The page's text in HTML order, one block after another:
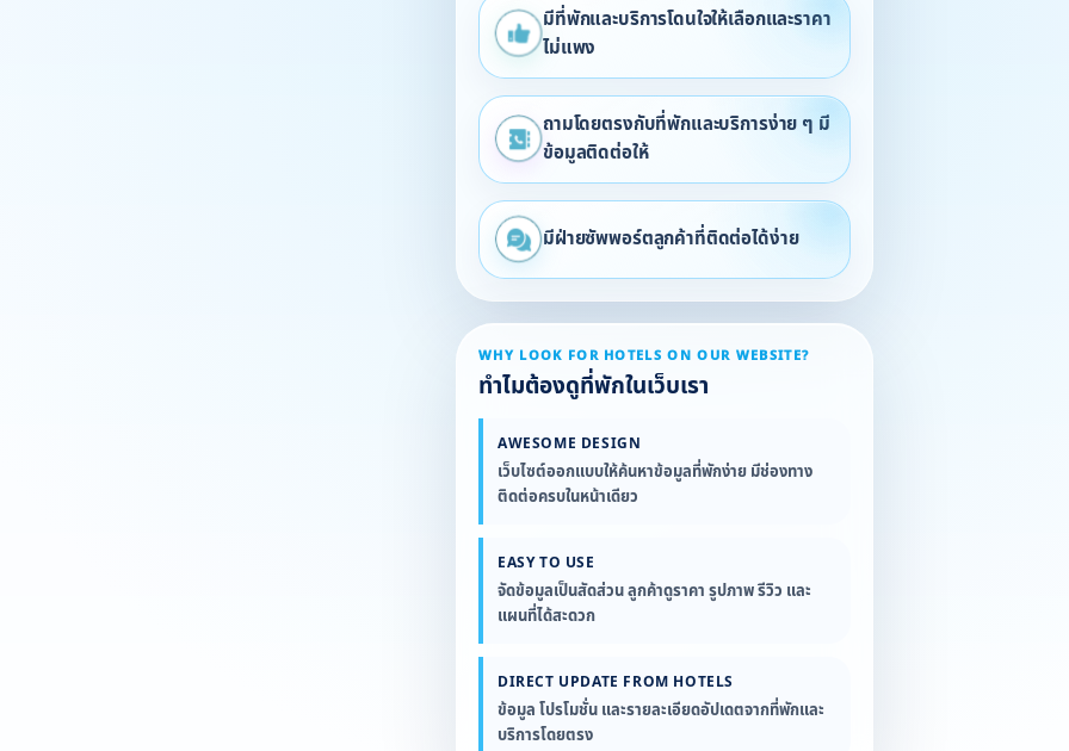
มีที่พักและบริการโดนใจให้เลือกและราคา
ไม่แพง
ถามโดยตรงกับที่พักและบริการง่าย ๆ มี
ข้อมูลติดต่อให้
มีฝ่ายซัพพอร์ตลูกค้าที่ติดต่อได้ง่าย
WHY LOOK FOR HOTELS ON OUR WEBSITE?
ทำไมต้องดูที่พักในเว็บเรา
AWESOME DESIGN
เว็บไซต์ออกแบบให้ค้นหาข้อมูลที่พักง่าย มีช่องทาง
ติดต่อครบในหน้าเดียว
EASY TO USE
จัดข้อมูลเป็นสัดส่วน ลูกค้าดูราคา รูปภาพ รีวิว และ
แผนที่ได้สะดวก
DIRECT UPDATE FROM HOTELS
ข้อมูล โปรโมชั่น และรายละเอียดอัปเดตจากที่พักและ
บริการโดยตรง